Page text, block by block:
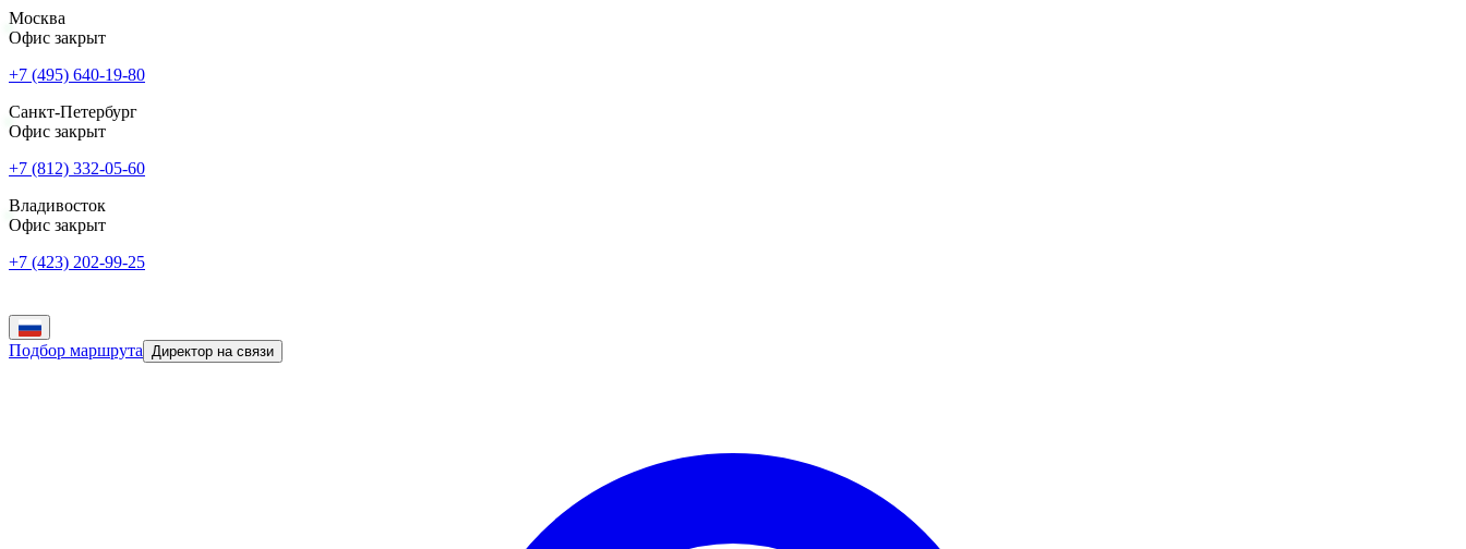
Москва
Офис закрыт
+7 (495) 640-19-80
Санкт-Петербург
Офис закрыт
+7 (812) 332-05-60
Владивосток
Офис закрыт
+7 (423) 202-99-25
Подбор маршрута Директор на связи